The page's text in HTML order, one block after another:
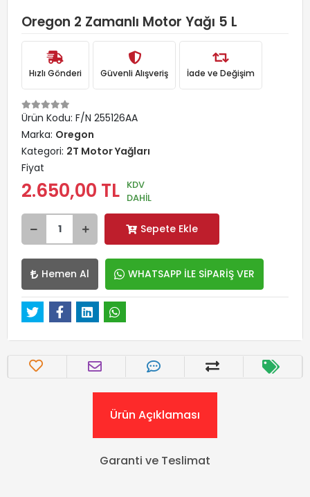
Oregon 2 Zamanlı Motor Yağı 5 L
Hızlı Gönderi Güvenli Alışveriş İade ve Değişim
Ürün Kodu: F/N 255126AA
Marka: Oregon
Kategori: 2T Motor Yağları
Fiyat
2.650,00 TL KDV
DAHİL
Sepete Ekle
Hemen Al WHATSAPP İLE SİPARİŞ VER
Ürün Açıklaması
Garanti ve Teslimat